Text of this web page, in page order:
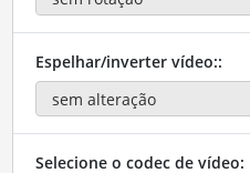
Espelhar/inverter vídeo::
Selecione o codec de vídeo: